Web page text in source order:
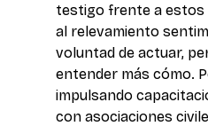
testigo frente a estos
al relevamiento
voluntad de actuar,
entender más cómo.
impulsando
con asociaciones